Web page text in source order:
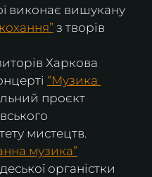
виконає вишукану
з творів
Харкова
“Музика
проєкт
мистецтв.
музика”
органістки